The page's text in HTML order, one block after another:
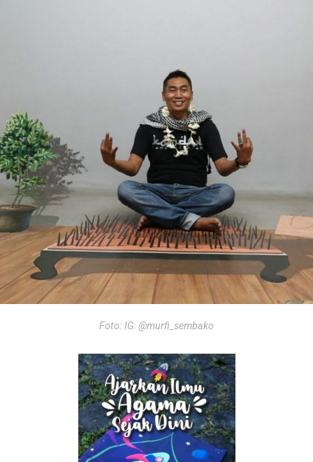
Foto: IG: @murfi_sembako